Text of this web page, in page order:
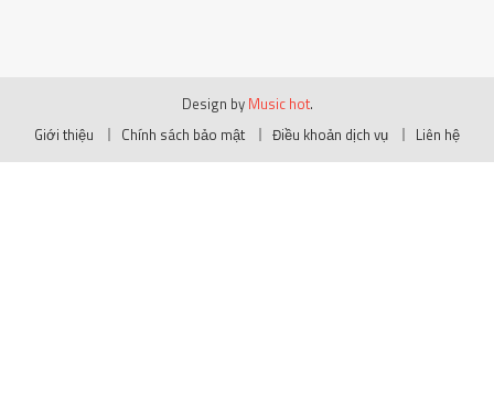
Design by Music hot.
Giới thiệu
Chính sách bảo mật Điều khoản dịch vụ Liên hệ